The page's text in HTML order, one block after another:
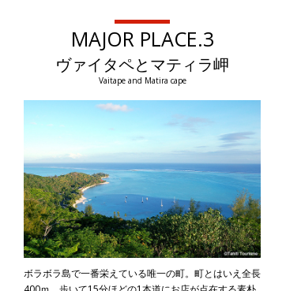
MAJOR PLACE.3
ヴァイタペとマティラ岬
Vaitape and Matira cape
ボラボラ島で一番栄えている唯一の町。町とはいえ全長